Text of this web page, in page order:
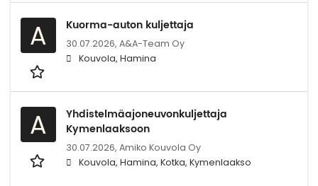
A Kuorma-auton kuljettaja
30.07.2026, A&A-Team Oy
Kouvola, Hamina
A
Yhdistelmäajoneuvonkuljettaja
Kymenlaaksoon
30.07.2026, Amiko Kouvola Oy
Kouvola, Hamina, Kotka, Kymenlaakso